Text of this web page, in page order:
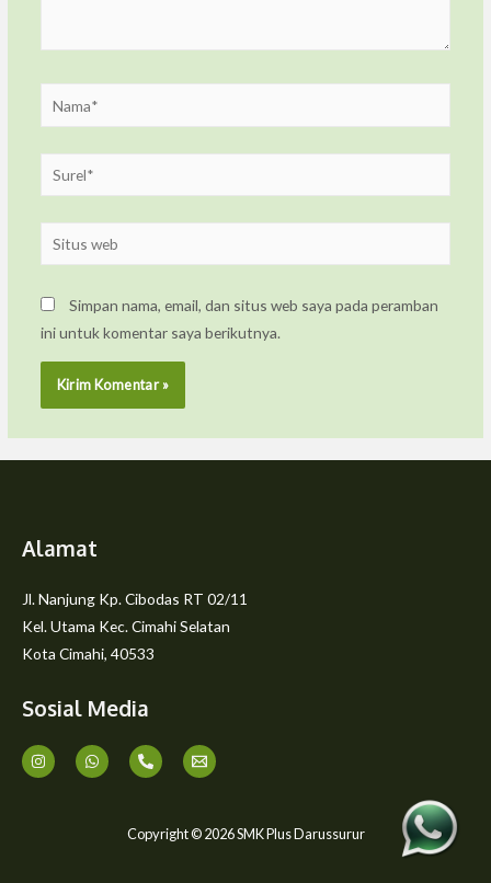
Simpan nama, email, dan situs web saya pada peramban
ini untuk komentar saya berikutnya.
Alamat
Jl. Nanjung Kp. Cibodas RT 02/11
Kel. Utama Kec. Cimahi Selatan
Kota Cimahi, 40533
Sosial Media
Copyright © 2026 SMK Plus Darussurur